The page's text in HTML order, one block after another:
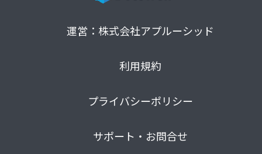
運営：株式会社アプルーシッド
利用規約
プライバシーポリシー
サポート・お問合せ